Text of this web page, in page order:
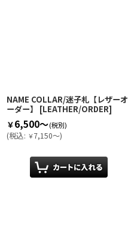
NAME COLLAR/迷子札【レザーオ
ーダー】
[LEATHER/ORDER]
￥6,500～(税別)
(税込: ￥7,150～)